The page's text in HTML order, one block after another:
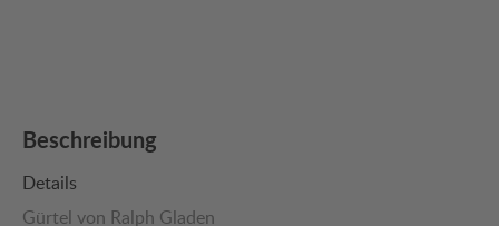
Beschreibung
Details
Gürtel von Ralph Gladen